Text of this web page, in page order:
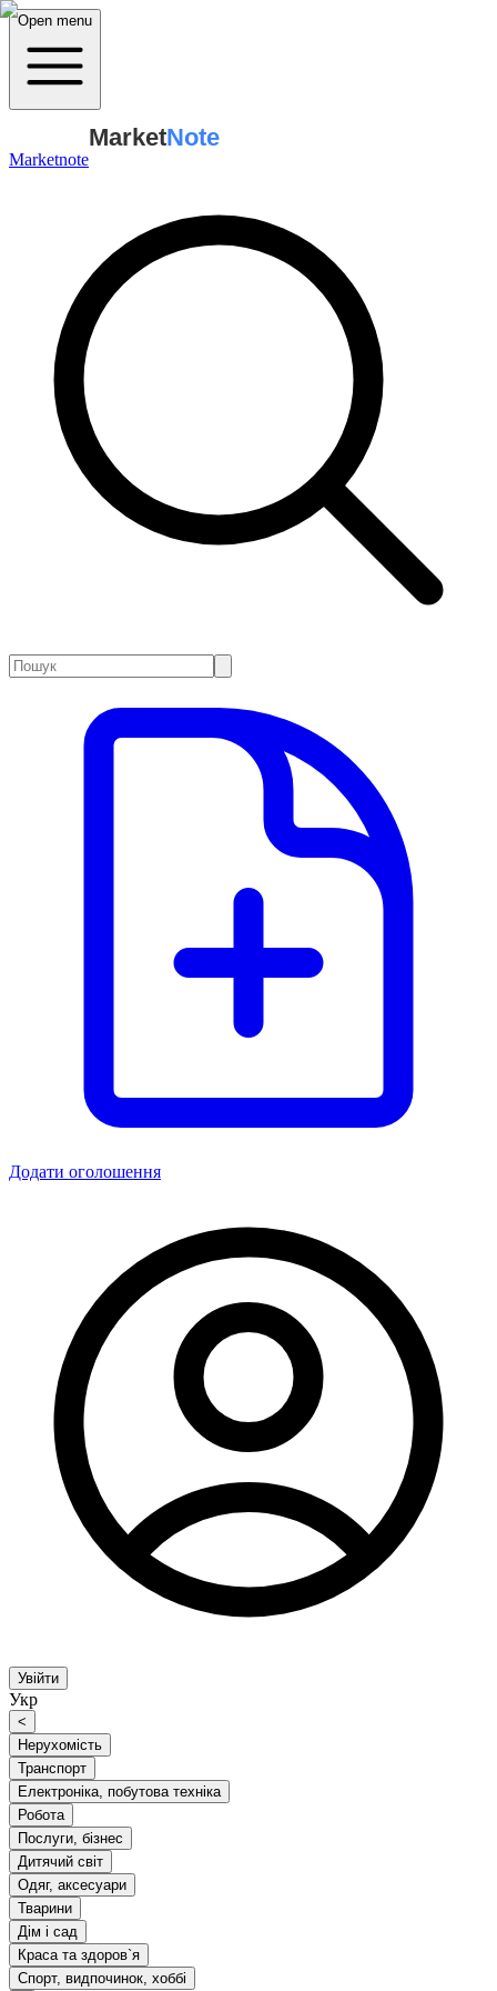
Open menu
Marketnote
MarketNote
Додати оголошення
Увійти
Укр
<
Нерухомість
Транспорт
Електроніка, побутова техніка
Робота
Послуги, бізнес
Дитячий світ
Одяг, аксесуари
Тварини
Дім і сад
Краса та здоров`я
Спорт, видпочинок, хоббі